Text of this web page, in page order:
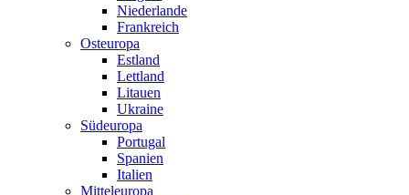
Niederlande
Frankreich
Osteuropa
Estland
Lettland
Litauen
Ukraine
Südeuropa
Portugal
Spanien
Italien
Mitteleuropa